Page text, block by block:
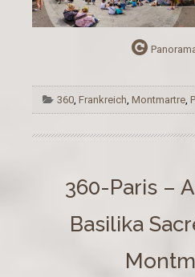
360 ,Frankreich ,Montmartre ,
360-Paris –
Basilika